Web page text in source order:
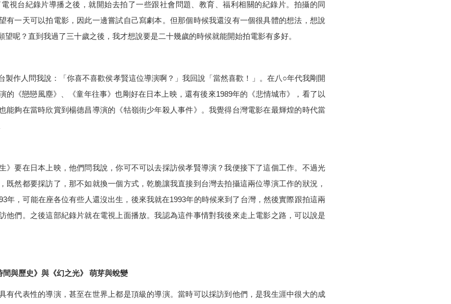
視台紀錄片導播之後，就開始去拍了一些跟社會問題、教育、福利相關的紀錄片。拍攝的同
有一天可以拍電影，因此一邊嘗試自己寫劇本。但那個時候我還沒有一個很具體的想法，想說
呢？直到我過了三十歲之後，我才想說要是二十幾歲的時候就能開始拍電影有多好。
製作人問我說：「你喜不喜歡侯孝賢這位導演啊？」我回說「當然喜歡！」。在八○年代我剛開
的《戀戀風塵》、《童年往事》也剛好在日本上映，還有後來1989年的《悲情城市》，看了以
能夠在當時欣賞到楊德昌導演的《牯嶺街少年殺人事件》。我覺得台灣電影在最輝煌的時代當
》要在日本上映，他們問我說，你可不可以去採訪侯孝賢導演？我便接下了這個工作。不過光
既然都要採訪了，那不如就換一個方式，乾脆讓我直接到台灣去拍攝這兩位導演工作的狀況，
年，可能在座各位有些人還沒出生，後來我就在1993年的時候來到了台灣，然後實際跟拍這兩
他們。之後這部紀錄片就在電視上面播放。我認為這件事情對我後來走上電影之路，可以說是
間與歷史》與《幻之光》 萌芽與蛻變
有代表性的導演，甚至在世界上都是頂級的導演。當時可以採訪到他們，是我生涯中很大的成